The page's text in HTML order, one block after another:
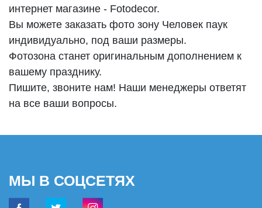
интернет магазине - Fotodecor.
Вы можете заказать фото зону Человек паук
индивидуально, под ваши размеры.
Фотозона станет оригинальным дополнением к
вашему празднику.
Пишите, звоните нам! Наши менеджеры ответят
на все ваши вопросы.
МЫ В СОЦСЕТЯХ